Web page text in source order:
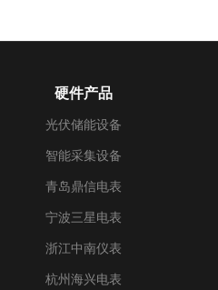
硬件产品
光伏储能设备
智能采集设备
青岛鼎信电表
宁波三星电表
浙江中南仪表
杭州海兴电表